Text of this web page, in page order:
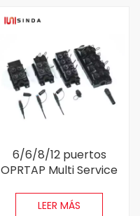
6/6/8/12 puertos
OPRTAP Multi Service
óptica
LEER MÁS